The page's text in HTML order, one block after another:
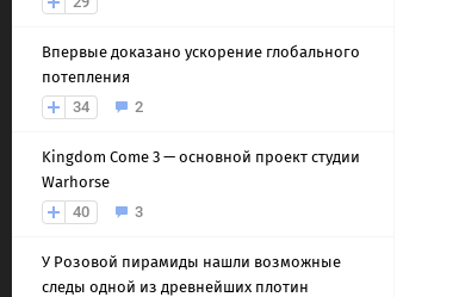
Впервые доказано ускорение глобального
потепления
34
2
Kingdom Come 3 — основной проект студии
Warhorse
40
3
У Розовой пирамиды нашли возможные
следы одной из древнейших плотин